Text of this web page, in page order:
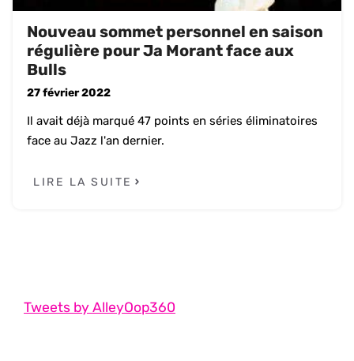
Nouveau sommet personnel en saison
régulière pour Ja Morant face aux
Bulls
27 février 2022
Il avait déjà marqué 47 points en séries éliminatoires
face au Jazz l'an dernier.
LIRE LA SUITE
Tweets by AlleyOop360